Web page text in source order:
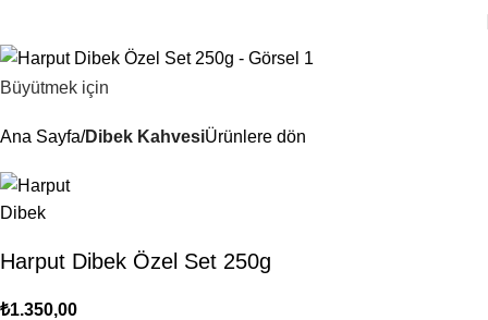
Büyütmek için
Ana Sayfa Dibek KahvesiÜrünlere dön
Harput Dibek Özel Set 250g
₺1.350,00